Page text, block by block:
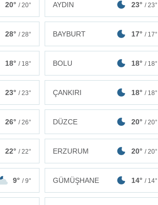
20° / 20° AYDIN 23° / 23°
28° / 28° BAYBURT 17° / 17°
18° / 18° BOLU 18° / 18°
23° / 23° ÇANKIRI 18° / 18°
26° / 26° DÜZCE 20° / 20°
22° / 22° ERZURUM 20° / 20°
9° / 9° GÜMÜŞHANE 14° / 14°